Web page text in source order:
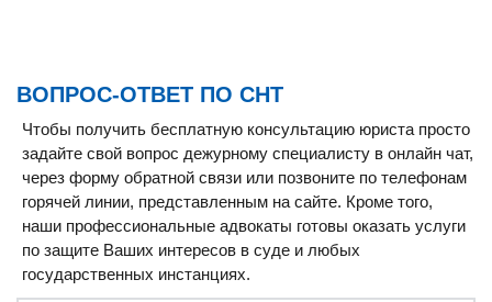
ВОПРОС-ОТВЕТ ПО СНТ
Чтобы получить бесплатную консультацию юриста просто
задайте свой вопрос дежурному специалисту в онлайн чат,
через форму обратной связи или позвоните по телефонам
горячей линии, представленным на сайте. Кроме того,
наши профессиональные адвокаты готовы оказать услуги
по защите Ваших интересов в суде и любых
государственных инстанциях.